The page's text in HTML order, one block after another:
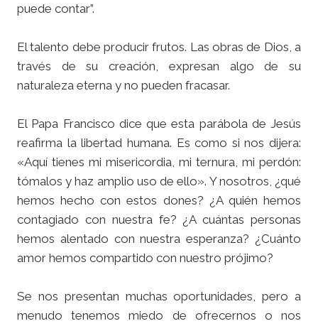
puede contar”.
El talento debe producir frutos. Las obras de Dios, a
través de su creación, expresan algo de su
naturaleza eterna y no pueden fracasar.
El Papa Francisco dice que esta parábola de Jesús
reafirma la libertad humana. Es como si nos dijera:
«Aquí tienes mi misericordia, mi ternura, mi perdón:
tómalos y haz amplio uso de ello». Y nosotros, ¿qué
hemos hecho con estos dones? ¿A quién hemos
contagiado con nuestra fe? ¿A cuántas personas
hemos alentado con nuestra esperanza? ¿Cuánto
amor hemos compartido con nuestro prójimo?
Se nos presentan muchas oportunidades, pero a
menudo tenemos miedo de ofrecernos o nos